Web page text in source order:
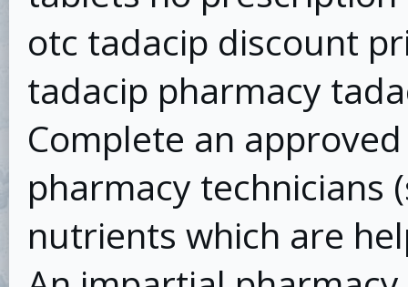
otc tadacip discount
tadacip pharmacy
Complete an
pharmacy technicians
nutrients which are